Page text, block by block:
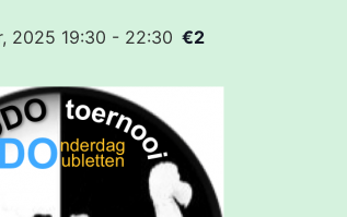
2025 19:30 - 22:30 €2